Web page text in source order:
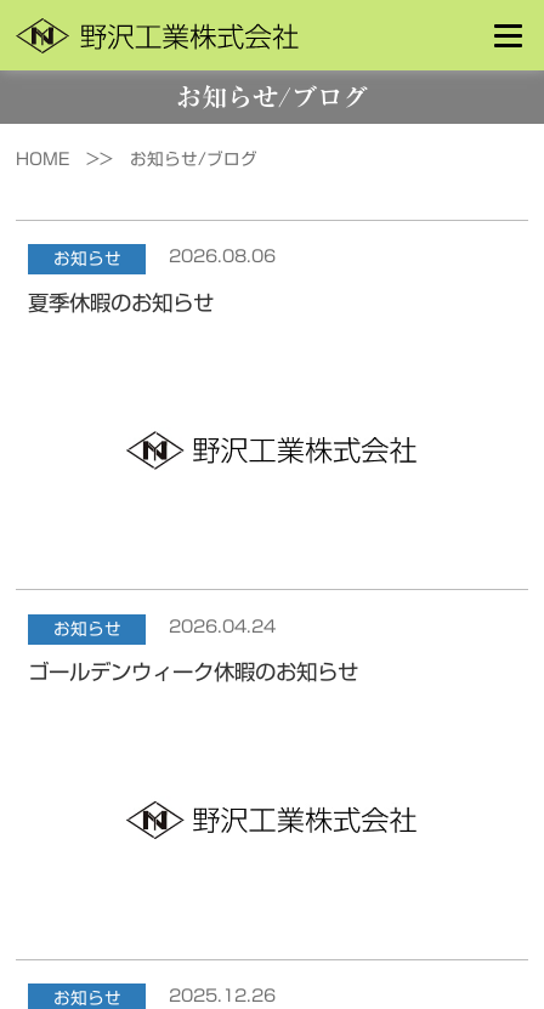
お知らせ/ブログ
HOME >> お知らせ/ブログ
お知らせ 2026.08.06
夏季休暇のお知らせ
お知らせ 2026.04.24
ゴールデンウィーク休暇のお知らせ
お知らせ 2025.12.26